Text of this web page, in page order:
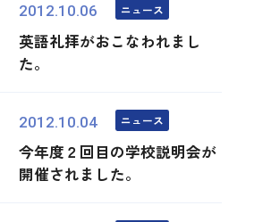
2012.10.06 ニュース
英語礼拝がおこなわれまし
た。
2012.10.04 ニュース
今年度２回目の学校説明会が
開催されました。